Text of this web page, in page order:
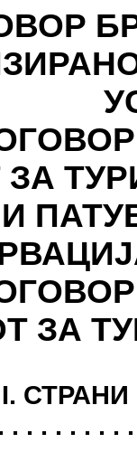
БР:
ЗА
I.
. . . . . . . .